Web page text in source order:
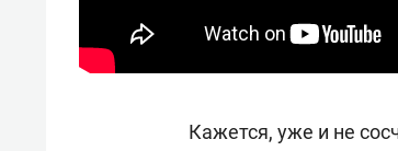
Кажется, уже и не